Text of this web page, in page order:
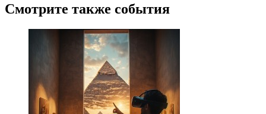
Смотрите также события